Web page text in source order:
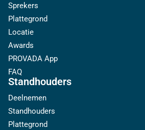
Sprekers
Plattegrond
Locatie
Awards
PROVADA App
FAQ
Standhouders
Deelnemen
Standhouders
Plattegrond